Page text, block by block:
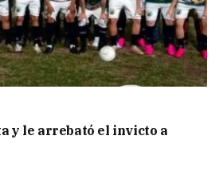
y le arrebató el invicto a